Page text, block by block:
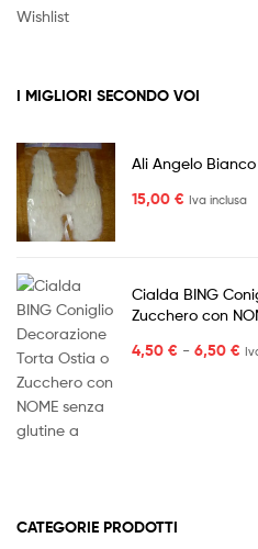
Wishlist
I MIGLIORI SECONDO VOI
Ali Angelo
15,00 € Iva inclusa
Cialda BING
Zucchero con
4,50 € - 6,50 €
CATEGORIE PRODOTTI